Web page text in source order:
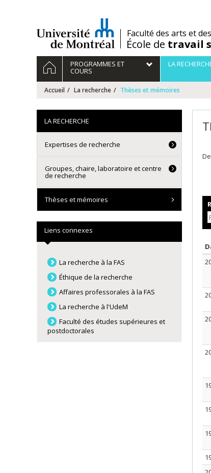
/Faculté des arts et
École de travail
Navigation
principale
ACCUEILPROGRAMMES ET
COURS
LA
Accueil La recherche Thèses et mémoires
LA RECHERCHE
Expertises de recherche
Groupes, chaire, laboratoire et centre
de recherche
Thèses et mémoires
Liens connexes
La recherche à la FAS
Éthique de la recherche
Affaires professorales à la FAS
La recherche à l'UdeM
Faculté des études supérieures et
postdoctorales